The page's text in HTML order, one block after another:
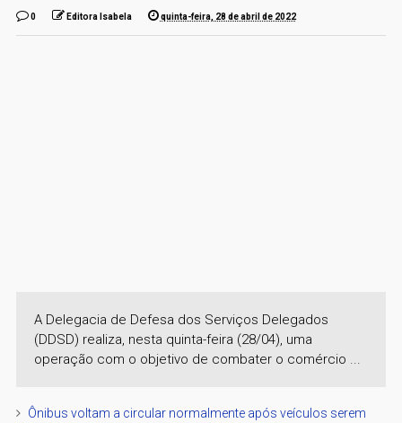
0 Editora Isabela quinta-feira, 28 de abril de 2022
A Delegacia de Defesa dos Serviços Delegados
(DDSD) realiza, nesta quinta-feira (28/04), uma
operação com o objetivo de combater o comércio ...
Ônibus voltam a circular normalmente após veículos serem